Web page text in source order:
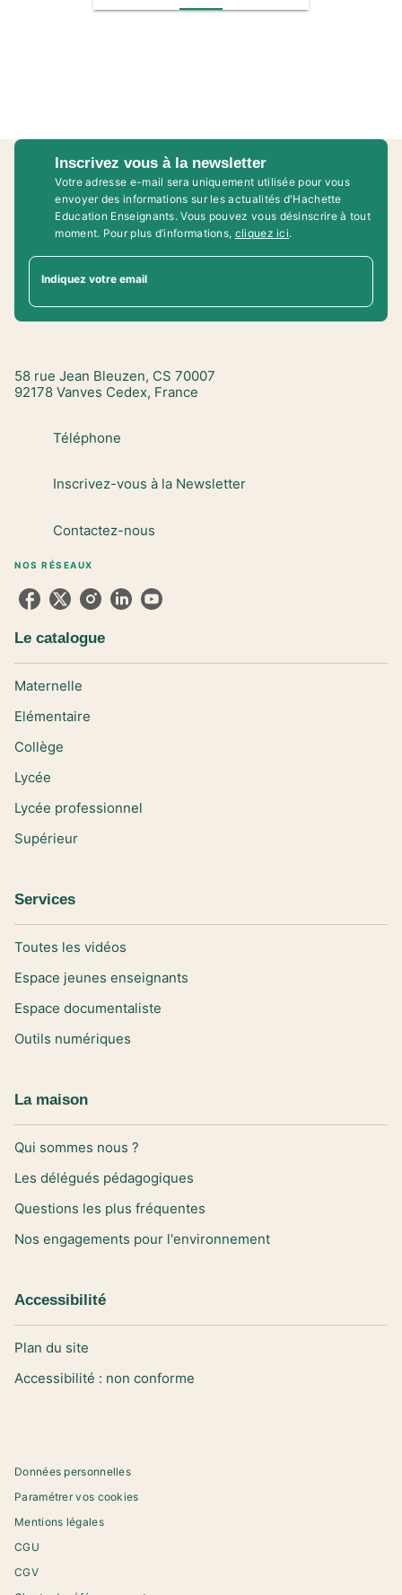
Inscrivez vous à la newsletter
Votre adresse e-mail sera uniquement utilisée pour vous
envoyer des informations sur les actualités d'Hachette
Education Enseignants. Vous pouvez vous désinscrire à tout
moment. Pour plus d’informations, cliquez ici.
Indiquez votre email
58 rue Jean Bleuzen, CS 70007
92178 Vanves Cedex, France
Téléphone
Inscrivez-vous à la Newsletter
Contactez-nous
NOS RÉSEAUX
Le catalogue
Maternelle
Elémentaire
Collège
Lycée
Lycée professionnel
Supérieur
Services
Toutes les vidéos
Espace jeunes enseignants
Espace documentaliste
Outils numériques
La maison
Qui sommes nous ?
Les délégués pédagogiques
Questions les plus fréquentes
Nos engagements pour l'environnement
Accessibilité
Plan du site
Accessibilité : non conforme
Données personnelles
Paramétrer vos cookies
Mentions légales
CGU
CGV